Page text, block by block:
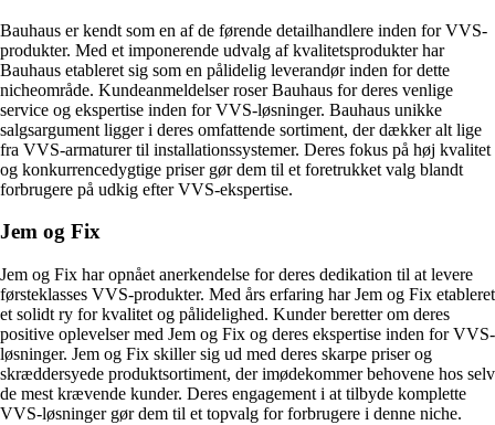
Bauhaus er kendt som en af de førende detailhandlere inden for VVS-
produkter. Med et imponerende udvalg af kvalitetsprodukter har
Bauhaus etableret sig som en pålidelig leverandør inden for dette
nicheområde. Kundeanmeldelser roser Bauhaus for deres venlige
service og ekspertise inden for VVS-løsninger. Bauhaus unikke
salgsargument ligger i deres omfattende sortiment, der dækker alt lige
fra VVS-armaturer til installationssystemer. Deres fokus på høj kvalitet
og konkurrencedygtige priser gør dem til et foretrukket valg blandt
forbrugere på udkig efter VVS-ekspertise.
Jem og Fix
Jem og Fix har opnået anerkendelse for deres dedikation til at levere
førsteklasses VVS-produkter. Med års erfaring har Jem og Fix etableret
et solidt ry for kvalitet og pålidelighed. Kunder beretter om deres
positive oplevelser med Jem og Fix og deres ekspertise inden for VVS-
løsninger. Jem og Fix skiller sig ud med deres skarpe priser og
skræddersyede produktsortiment, der imødekommer behovene hos selv
de mest krævende kunder. Deres engagement i at tilbyde komplette
VVS-løsninger gør dem til et topvalg for forbrugere i denne niche.